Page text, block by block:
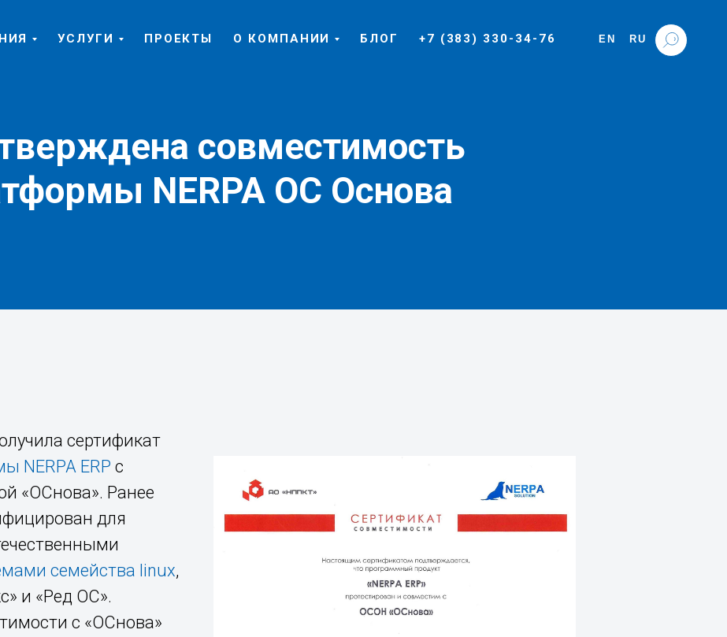
УСЛУГИ ПРОЕКТЫ О КОМПАНИИ БЛОГ +7 (383) 330-34-76 EN RU
совместимость
NERPA ОС Основа
сертификат
NERPA ERP с
«ОСнова». Ранее
для
семейства linux,
и «Ред ОС».
с «ОСнова»